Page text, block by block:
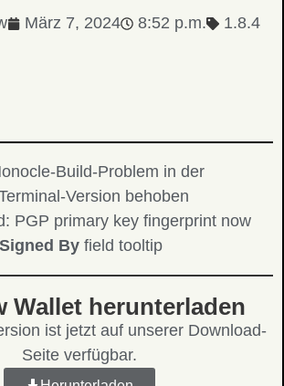
März 7, 2024 8:52 p.m. 1.8.4
Build-Problem in der
Version behoben
PGP primary key fingerprint now
Signed By field tooltip
Wallet herunterladen
ist jetzt auf unserer Download-
Seite verfügbar.